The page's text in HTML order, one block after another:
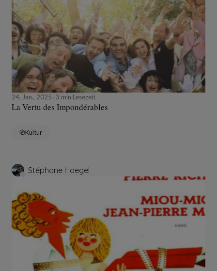
24, Jan., 2025 3 min Lesezeit
La Vertu des Impondérables
Kultur
Stéphane Hoegel